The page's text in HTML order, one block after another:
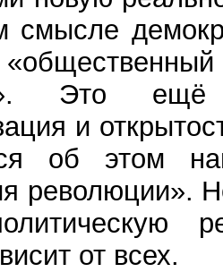
смысле
Это
и
об этом
революции».
от всех.